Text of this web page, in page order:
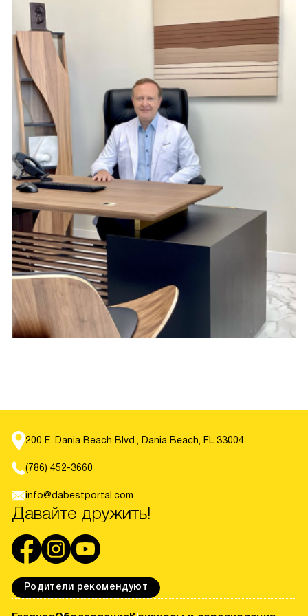
бразды правления в свои руки в день мероприятия,
а это означает, что вы сможете сделать шаг назад и
наслаждаться.
Квалифицированный MC обещает незабываемые
впечатления гостям и снимет ваш стресс.
Выберите своего идеального MC из
множества профессионалов
Выбор правильного MC может показаться таким же
сложным, как и планирование самого мероприятия, но это
не обязательно. Мы отобрали огромное количество
артистов и профессионалов, чтобы предоставить вам
разнообразный список лучших и самых уважаемых MC в
США. От ведущих корпоративных мероприятий до тех, кто
специализируется на камерных вечеринках, наш список
представляет вам профессионалов, которые могут
удовлетворить широкий спектр потребностей. И все же,
что именно следует учитывать при выборе ведущего для
вечеринки:
Тип мероприятия. Например, если вам нужно нанять
MC для официального мероприятия, обратите
импровизировать и шутить.
играет жизненно важную роль при выборе MC.
тон и язык мероприятия с предпочтениями и
постоянное участие аудитории.
Эти соображения помогут вам сузить выбор и
определиться с идеальным MC для вашего мероприятия.
DaBestPortal
200 E. Dania Beach Blvd., Dania Beach, FL 33004
(786) 452-3660
info@dabestportal.com
Давайте дружить!
Родители рекомендуют